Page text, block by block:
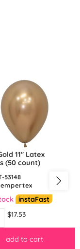
11″ Latex
(50 count)
53148
instaFast
$17.53
add to cart